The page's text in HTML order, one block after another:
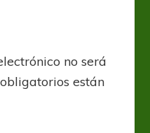
no será
están